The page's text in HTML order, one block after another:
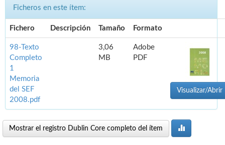
Ficheros en este ítem:
Fichero Descripción Tamaño Formato
98-Texto
Completo
1
Memoria
del SEF
2008.pdf
3,06
MB
Adobe
PDF
Visualizar/Abrir
Mostrar el registro Dublin Core completo del ítem